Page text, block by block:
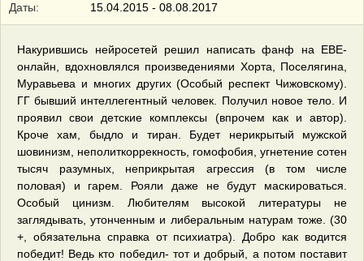
Даты:
15.04.2015 - 08.08.2017
Накурившись нейросетей решил написать фанф на ЕВЕ-
онлайн, вдохновлялся произведениями Хорта, Поселягина,
Муравьева и многих других (Особый респект Чижовскому).
ГГ бывший интеллегентный человек. Получил новое тело. И
проявил свои детские комплексы (впрочем как и автор).
Кроче хам, быдло и тиран. Будет нерикрытый мужской
шовинизм, неполиткоррекность, гомофобия, угнетение сотен
тысяч разумных, неприкрытая агрессия (в том числе
половая) и гарем. Рояли даже не будут маскироваться.
Особый цинизм. Любителям высокой литературы не
заглядывать, утонченным и либеральным натурам тоже. (30
+, обязательна справка от психиатра). Добро как водится
победит! Ведь кто победил- тот и добрый, а потом поставит